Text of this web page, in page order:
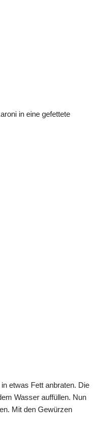
in eine gefettete
etwas Fett anbraten. Die
Wasser auffüllen. Nun
Mit den Gewürzen